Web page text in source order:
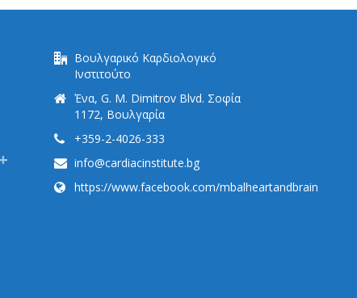
Βουλγαρικό Καρδιολογικό
Ινστιτούτο
Ένα, G. M. Dimitrov Blvd. Σοφία
1172, Βουλγαρία
+359-2-4026-333
info@cardiacinstitute.bg
https://www.facebook.com/mbalheartandbrain